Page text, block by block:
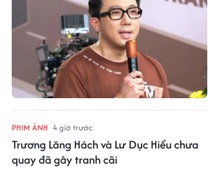
PHIM ẢNH 4 giờ trước
Trương Lăng Hách và Lư Dục Hiểu chưa
quay đã gây tranh cãi